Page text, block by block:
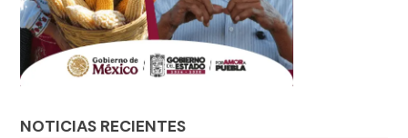
NOTICIAS RECIENTES